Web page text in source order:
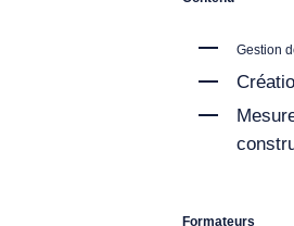
Gestion
Formateurs